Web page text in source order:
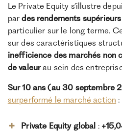
Le Private Equity s’illustre
pardes rendements
particulier sur le long terme.
sur des caractéristiques
inefficience des marchés non
de valeurau sein des
Sur 10 ans (au 30 septembre
surperformé le marché action :
Private Equity global :